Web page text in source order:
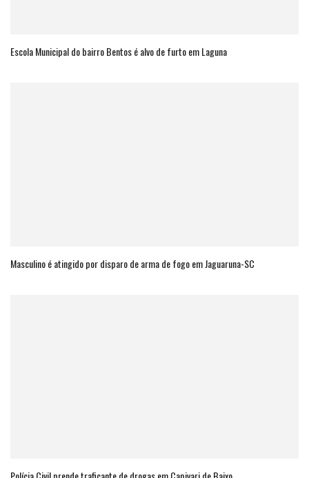
Escola Municipal do bairro Bentos é alvo de furto em Laguna
Masculino é atingido por disparo de arma de fogo em Jaguaruna-SC